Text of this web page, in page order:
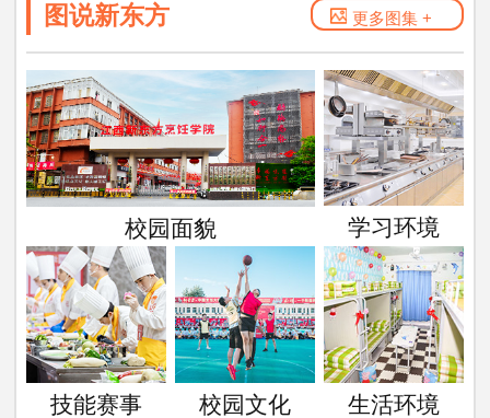
图说新东方 更多图集 +
校园面貌 学习环境
技能赛事 校园文化 生活环境